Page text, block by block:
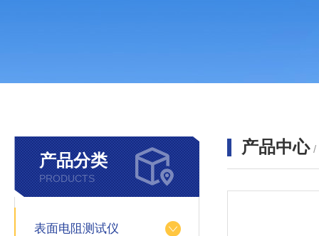
产品分类
PRODUCTS
表面电阻测试仪
产品中心 /